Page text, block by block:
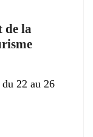
de la
du 22 au 26